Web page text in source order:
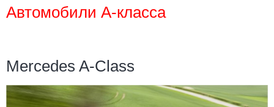
Автомобили А-класса
Mercedes A-Class